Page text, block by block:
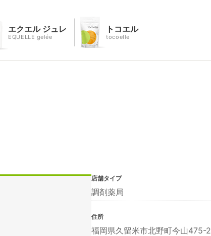
エクエル ジュレ
EQUELLE gelée
トコエル
tocoelle
店舗タイプ
調剤薬局
住所
福岡県久留米市北野町今山475-2